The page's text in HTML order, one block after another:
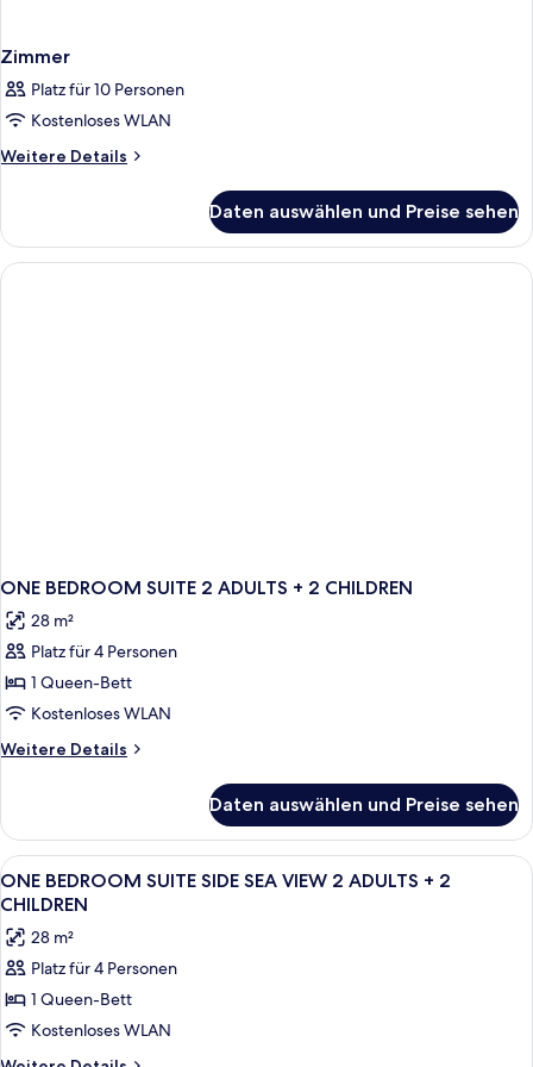
Zimmer
Platz für 10 Personen
Kostenloses WLAN
Weitere Details
Weitere
Daten auswählen und Preise sehen
ONE BEDROOM SUITE 2 ADULTS + 2 CHILDREN
28 m²
Platz für 4 Personen
1 Queen-Bett
Kostenloses WLAN
Weitere Details
Weitere
BEDROOM
SUITE
2
ADULTS
2
CHILDREN
Daten auswählen und Preise sehen
Alle
Fotos
für
ONE
BEDROOM
SUITE
SIDE
SEA
Ein modernes Hotelzimmer mit einer
1
ONE BEDROOM SUITE SIDE SEA VIEW 2 ADULTS + 2
CHILDREN
28 m²
Platz für 4 Personen
1 Queen-Bett
Kostenloses WLAN